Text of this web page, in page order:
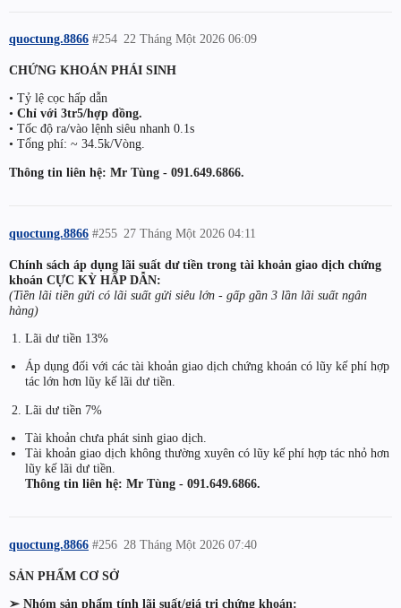
quoctung.8866 22 Tháng Một 2026 06:09
#254
CHỨNG KHOÁN PHÁI SINH
• Tỷ lệ cọc hấp dẫn
• Chỉ với 3tr5/hợp đồng.
• Tốc độ ra/vào lệnh siêu nhanh 0.1s
• Tổng phí: ~ 34.5k/Vòng.
Thông tin liên hệ: Mr Tùng - 091.649.6866.
quoctung.8866 27 Tháng Một 2026 04:11
#255
Chính sách áp dụng lãi suất dư tiền trong tài khoản giao dịch chứng
khoán CỰC KỲ HẤP DẪN:
(Tiền lãi tiền gửi có lãi suất gửi siêu lớn - gấp gần 3 lần lãi suất ngân
hàng)
Lãi dư tiền 13%
Áp dụng đối với các tài khoản giao dịch chứng khoán có lũy kế phí hợp
tác lớn hơn lũy kế lãi dư tiền.
Lãi dư tiền 7%
Tài khoản chưa phát sinh giao dịch.
Tài khoản giao dịch không thường xuyên có lũy kế phí hợp tác nhỏ hơn
lũy kế lãi dư tiền.
Thông tin liên hệ: Mr Tùng - 091.649.6866.
quoctung.8866 28 Tháng Một 2026 07:40
#256
SẢN PHẨM CƠ SỞ
➢ Nhóm sản phẩm tính lãi suất/giá trị chứng khoán: